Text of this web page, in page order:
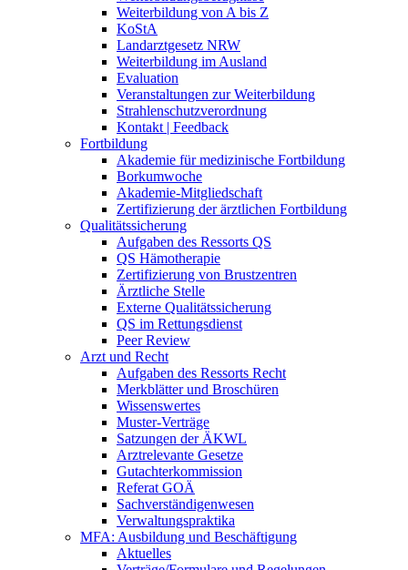
Weiterbildung von A bis Z
KoStA
Landarztgesetz NRW
Weiterbildung im Ausland
Evaluation
Veranstaltungen zur Weiterbildung
Strahlenschutzverordnung
Kontakt | Feedback
Fortbildung
Akademie für medizinische Fortbildung
Borkumwoche
Akademie-Mitgliedschaft
Zertifizierung der ärztlichen Fortbildung
Qualitätssicherung
Aufgaben des Ressorts QS
QS Hämotherapie
Zertifizierung von Brustzentren
Ärztliche Stelle
Externe Qualitätssicherung
QS im Rettungsdienst
Peer Review
Arzt und Recht
Aufgaben des Ressorts Recht
Merkblätter und Broschüren
Wissenswertes
Muster-Verträge
Satzungen der ÄKWL
Arztrelevante Gesetze
Gutachterkommission
Referat GOÄ
Sachverständigenwesen
Verwaltungspraktika
MFA: Ausbildung und Beschäftigung
Aktuelles